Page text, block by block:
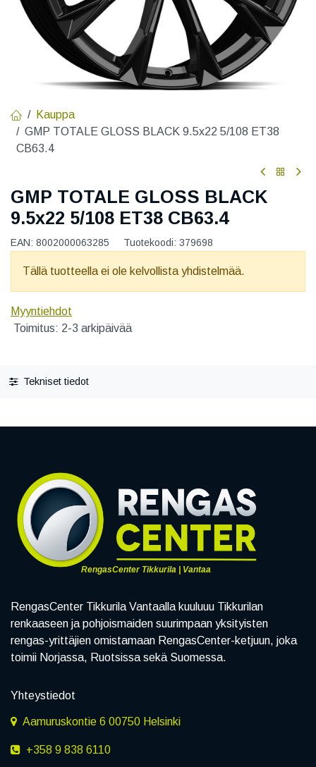
Kauppa
GMP TOTALE GLOSS BLACK 9.5x22 5/108 ET38
CB63.4
GMP TOTALE GLOSS BLACK
9.5x22 5/108 ET38 CB63.4
EAN: 8002000063285 Tuotekoodi: 379698
Tällä tuotteella ei ole kelvollista yhdistelmää.
Myyntiehdot
Toimitus: 2-3 arkipäivää
Tekniset tiedot
RengasCenter Tikkurila | Vantaa
RengasCenter Tikkurila Vantaalla kuuluuu Tikkurilan
renkaaseen ja pohjoismaiden suurimpaan yksityisten
rengas-yrittäjien omistamaan RengasCenter-ketjuun, joka
toimii Norjassa, Ruotsissa sekä Suomessa.
Yhteystiedot
Aamuruskontie 6 00750 Helsinki
+358 9 838 6110